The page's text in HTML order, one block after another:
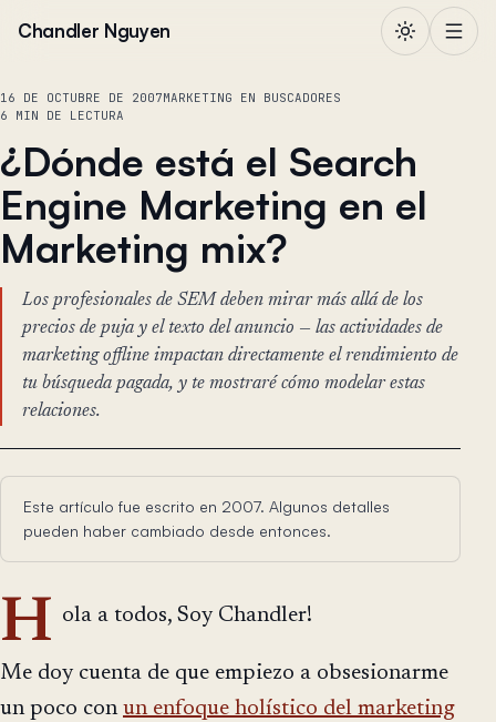
Chandler Nguyen
16 DE OCTUBRE DE 2007MARKETING EN BUSCADORES
6 MIN DE LECTURA
¿Dónde está el Search
Engine Marketing en el
Marketing mix?
Los profesionales de SEM deben mirar más allá de los
precios de puja y el texto del anuncio — las actividades de
marketing offline impactan directamente el rendimiento de
tu búsqueda pagada, y te mostraré cómo modelar estas
relaciones.
Este artículo fue escrito en 2007. Algunos detalles
pueden haber cambiado desde entonces.
H ola a todos, Soy Chandler!
Me doy cuenta de que empiezo a obsesionarme
un poco con un enfoque holístico del marketing